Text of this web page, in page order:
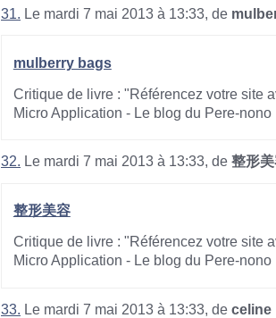
31. Le mardi 7 mai 2013 à 13:33, de
mulberry bags
Critique de livre : "Référencez votre site
Micro Application - Le blog du Pere-nono
32. Le mardi 7 mai 2013 à 13:33, de 整形
整形美容
Critique de livre : "Référencez votre site
Micro Application - Le blog du Pere-nono
33. Le mardi 7 mai 2013 à 13:33, de celine